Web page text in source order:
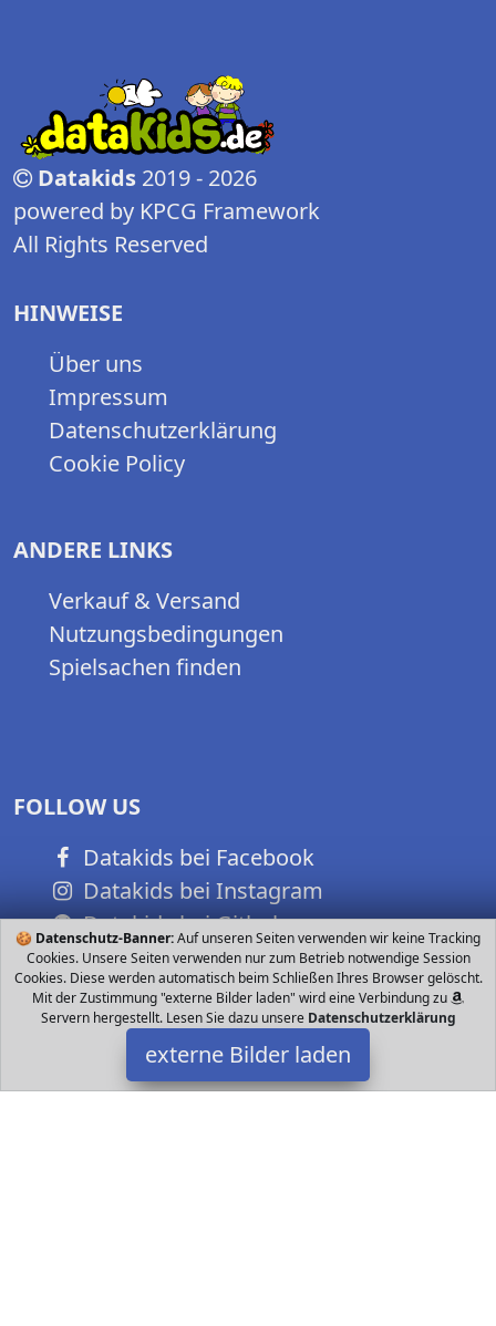
🍪 Datenschutz-Banner:Auf unseren Seiten verwenden wir keine Tracking
Cookies. Unsere Seiten verwenden nur zum Betrieb notwendige Session
Cookies. Diese werden automatisch beim Schließen Ihres Browser gelöscht.
Mit der Zustimmung "externe Bilder laden" wird eine Verbindung zu
Servern hergestellt. Lesen Sie dazu unsere Datenschutzerklärung
externe Bilder laden
Datakids 2019 - 2026
powered by KPCG Framework
All Rights Reserved
HINWEISE
Über uns
Impressum
Datenschutzerklärung
Cookie Policy
ANDERE LINKS
Verkauf & Versand
Nutzungsbedingungen
Spielsachen finden
FOLLOW US
Datakids bei Facebook
Datakids bei Instagram
Datakids bei Github